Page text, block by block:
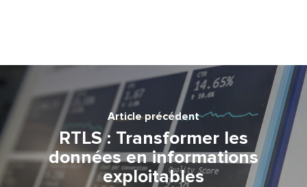
Article précédent
RTLS : Transformer les
données en informations
exploitables